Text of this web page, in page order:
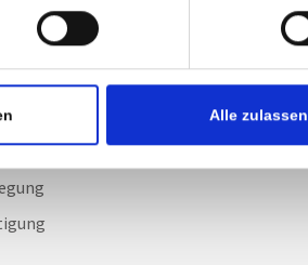
Alle zulassen
Harnsäure)
tierischer Fette